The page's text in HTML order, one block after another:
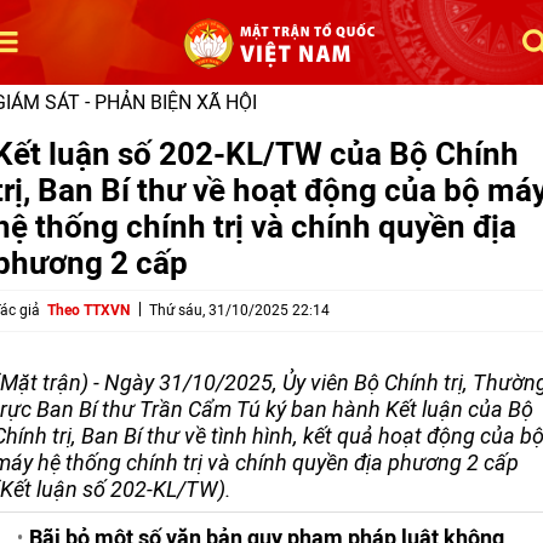
SÁT - PHẢN BIỆN XÃ HỘI
luận số 202-KL/TW của Bộ Chính
Ban Bí thư về hoạt động của bộ
thống chính trị và chính quyền địa
2 cấp
giả Theo TTXVN Thứ sáu, 31/10/2025 22:14
trận) - Ngày 31/10/2025, Ủy viên Bộ Chính trị,
Ban Bí thư Trần Cẩm Tú ký ban hành Kết luận của Bộ
trị, Ban Bí thư về tình hình, kết quả hoạt động của bộ
hệ thống chính trị và chính quyền địa phương 2 cấp
luận số 202-KL/TW).
Bãi bỏ một số văn bản quy phạm pháp luật không